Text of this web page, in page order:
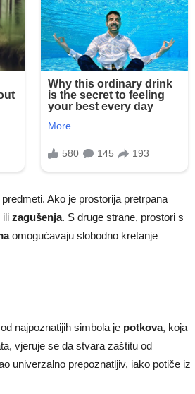
Ako je prostorija pretrpana
ili zagušenja. S druge strane, prostori s
omogućavaju slobodno kretanje
najpoznatijih simbola je potkova, koja
vjeruje se da stvara zaštitu od
univerzalno prepoznatljiv, iako potiče iz